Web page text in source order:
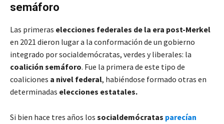
semáforo
Las primeras elecciones federales de la era post-Merkel
en 2021 dieron lugar a la conformación de un gobierno
integrado por socialdemócratas, verdes y liberales: la
coalición semáforo. Fue la primera de este tipo de
coaliciones a nivel federal, habiéndose formado otras en
determinadas elecciones estatales.
Si bien hace tres años los socialdemócratas parecían